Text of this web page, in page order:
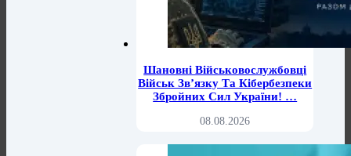
Шановні Військовослужбовці
Військ Зв’язку Та Кібербезпеки
Збройних Сил України! …
08.08.2026